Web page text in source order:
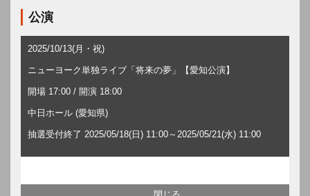
公演
2025/10/13(月・祝)
ニューヨーク単独ライブ「将来の夢」【愛知公演】
開場 17:00 / 開演 18:00
中日ホール (愛知県)
抽選受付終了 2025/05/18(日) 11:00～2025/05/21(水) 11:00